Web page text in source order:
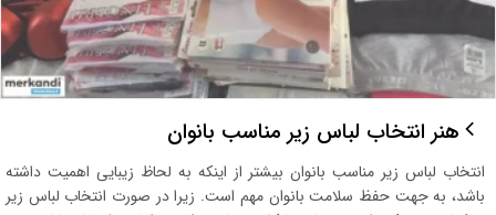
هنر انتخاب لباس زیر مناسب بانوان
انتخاب لباس زیر مناسب بانوان بیشتر از اینکه به لحاظ زیبایی اهمیت داشته
باشد، به جهت حفظ سلامت بانوان مهم است. زیرا در صورت انتخاب لباس زیر